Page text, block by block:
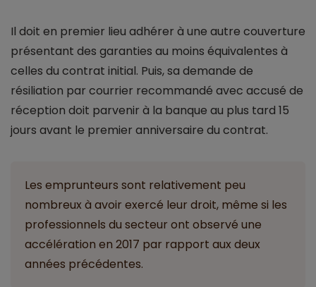
Il doit en premier lieu adhérer à une autre couverture
présentant des garanties au moins équivalentes à
celles du contrat initial. Puis, sa demande de
résiliation par courrier recommandé avec accusé de
réception doit parvenir à la banque au plus tard 15
jours avant le premier anniversaire du contrat.
Les emprunteurs sont relativement peu
nombreux à avoir exercé leur droit, même si les
professionnels du secteur ont observé une
accélération en 2017 par rapport aux deux
années précédentes.